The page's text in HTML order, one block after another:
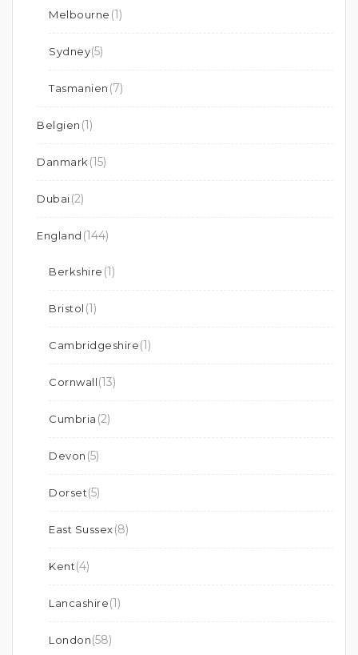
Melbourne (1)
Sydney(5)
Tasmanien (7)
Belgien (1)
Danmark (15)
Dubai(2)
England (144)
Berkshire (1)
Bristol (1)
Cambridgeshire(1)
Cornwall(13)
Cumbria (2)
Devon (5)
Dorset(5)
East Sussex(8)
Kent(4)
Lancashire(1)
London(58)